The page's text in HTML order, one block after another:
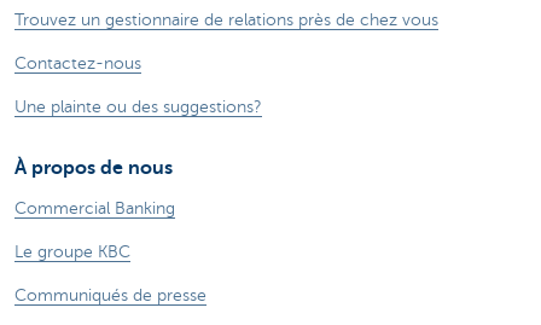
Trouvez un gestionnaire de relations près de chez vous
Contactez-nous
Une plainte ou des suggestions?
À propos de nous
Commercial Banking
Le groupe KBC
Communiqués de presse